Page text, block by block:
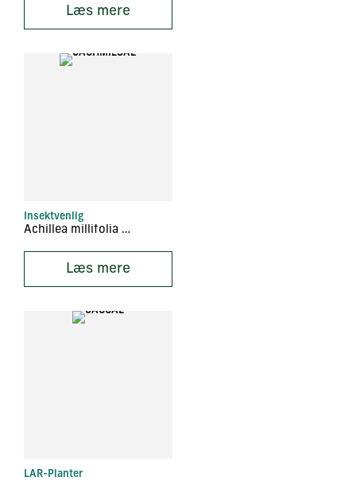
Læs mere
Insektvenlig
Achillea millifolia ‘Salmonea’
Læs mere
LAR-Planter